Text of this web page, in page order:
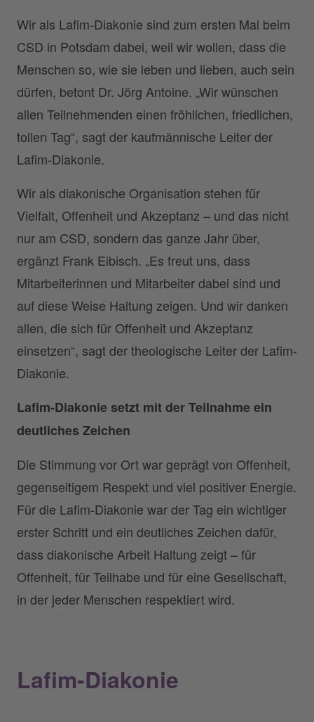
Wir als Lafim-Diakonie sind zum ersten Mal beim
CSD in Potsdam dabei, weil wir wollen, dass die
Menschen so, wie sie leben und lieben, auch sein
dürfen, betont Dr. Jörg Antoine. „Wir wünschen
allen Teilnehmenden einen fröhlichen, friedlichen,
tollen Tag“, sagt der kaufmännische Leiter der
Lafim-Diakonie.
Wir als diakonische Organisation stehen für
Vielfalt, Offenheit und Akzeptanz – und das nicht
nur am CSD, sondern das ganze Jahr über,
ergänzt Frank Eibisch. „Es freut uns, dass
Mitarbeiterinnen und Mitarbeiter dabei sind und
auf diese Weise Haltung zeigen. Und wir danken
allen, die sich für Offenheit und Akzeptanz
einsetzen“, sagt der theologische Leiter der Lafim-
Diakonie.
Lafim-Diakonie setzt mit der Teilnahme ein
deutliches Zeichen
Die Stimmung vor Ort war geprägt von Offenheit,
gegenseitigem Respekt und viel positiver Energie.
Für die Lafim-Diakonie war der Tag ein wichtiger
erster Schritt und ein deutliches Zeichen dafür,
dass diakonische Arbeit Haltung zeigt – für
Offenheit, für Teilhabe und für eine Gesellschaft,
in der jeder Menschen respektiert wird.
Lafim-Diakonie